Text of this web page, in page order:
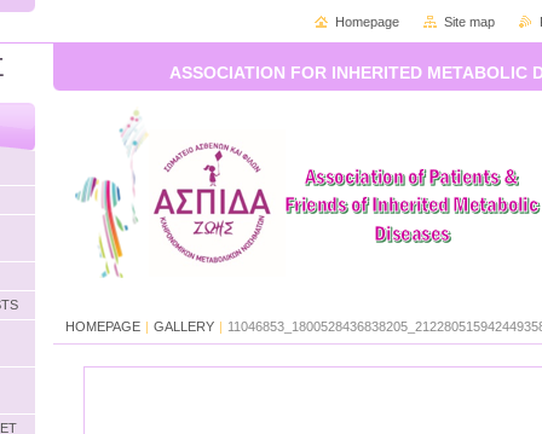
ASSOCIATION FOR INHERITED METABOLIC
HOMEPAGE | GALLERY |
Homepage Site map